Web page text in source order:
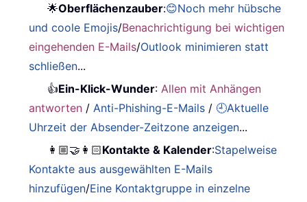
🌟Oberflächenzauber:😊Noch mehr hübsche
und coole Emojis/Benachrichtigung bei wichtigen
eingehenden E-Mails/Outlook minimieren statt
schließen...
👍Ein-Klick-Wunder: Allen mit Anhängen
antworten / Anti-Phishing-E-Mails / 🕘Aktuelle
Uhrzeit der Absender-Zeitzone anzeigen...
👩🏼‍🤝‍👩🏻Kontakte & Kalender:Stapelweise
Kontakte aus ausgewählten E-Mails
hinzufügen/Eine Kontaktgruppe in einzelne